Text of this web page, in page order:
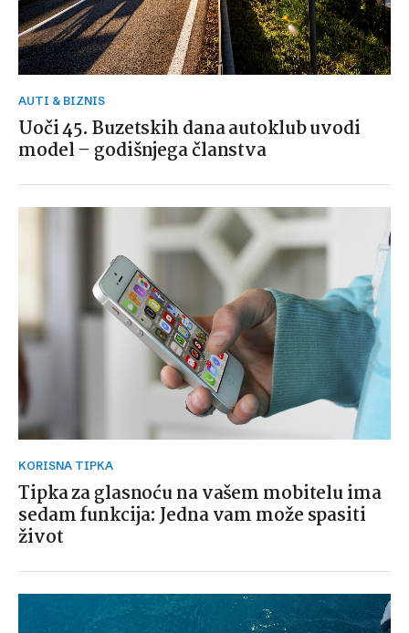
AUTI & BIZNIS
Uoči 45. Buzetskih dana autoklub uvodi
model – godišnjega članstva
KORISNA TIPKA
Tipka za glasnoću na vašem mobitelu ima
sedam funkcija: Jedna vam može spasiti
život